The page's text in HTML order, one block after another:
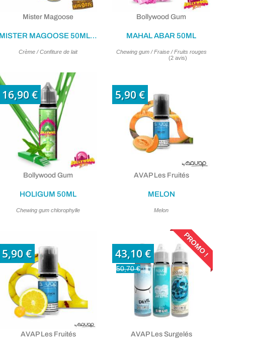
Mister Magoose
MISTER MAGOOSE 50ML - 0MG
Crème / Confiture de lait
Bollywood Gum
MAHAL ABAR 50ML
Chewing gum / Fraise / Fruits rouges
16,90 €
Bollywood Gum
HOLIGUM 50ML
Chewing gum chlorophylle
5,90 €
AVAP Les Fruités
MELON
Melon
5,90 €
AVAP Les Fruités
43,10 €
50,70 €
PROMO !
AVAP Les Surgelés